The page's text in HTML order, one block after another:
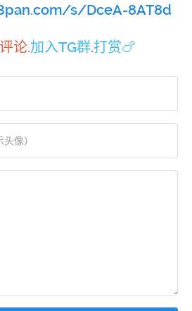
s/DceA-8AT8d
论.加入TG群.打赏🍗